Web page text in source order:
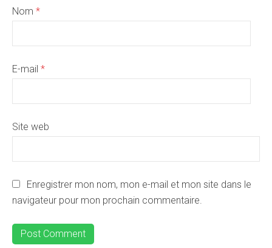
Nom *
E-mail *
Site web
Enregistrer mon nom, mon e-mail et mon site dans le
navigateur pour mon prochain commentaire.